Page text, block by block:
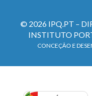
© 2026 IPQ.PT –
INSTITUTO
CONCEÇÃO E